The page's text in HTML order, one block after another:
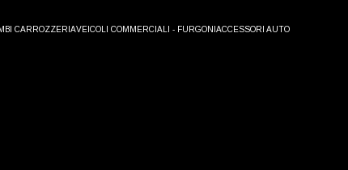
CARROZZERIAVEICOLI COMMERCIALI - FURGONI ACCESSORI AUTO